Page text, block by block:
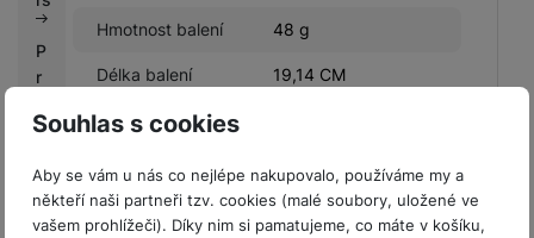
Souhlas s cookies
Aby se vám u nás co nejlépe nakupovalo, používáme my a
někteří naši partneři tzv. cookies (malé soubory, uložené ve
vašem prohlížeči). Díky nim si pamatujeme, co máte v košíku,
P
r
fi
m
y
Hmotnost balení 48 g
Délka balení 19,14 CM
Šířka balení
Výška balení 1,53 CM